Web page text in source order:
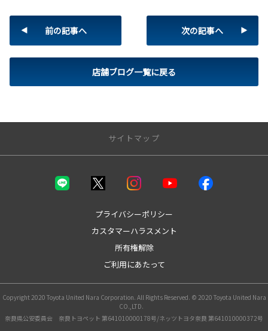
前の記事へ
店舗ブログ一覧に戻る
次の記事へ
サイトマップ
トップページ
GRヤリス
MIRAI
アルファード
プライバシーポリシー
カスタマーハラスメント
所有権解除
ご利用にあたって
Copyright 2020 Toyota United Nara Corporation. All Rights Reserved. © 2020 Toyota United Nara
CO.,LTD.
奈良県公安委員会 奈良トヨペット 第641010000178号/ネッツトヨタ奈良 第641010000372号